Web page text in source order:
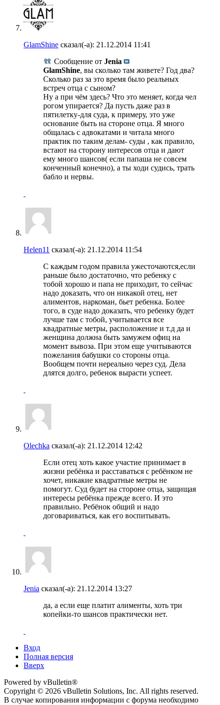
GlamShine сказал(-а): 21.12.2014 11:41
Сообщение от Jenia
GlamShine, вы сколько там живете? Год два?
Сколько раз за это время было реальных
встреч отца с сыном?
Ну а при чём здесь? Что это меняет, когда чел
рогом упирается? Да пусть даже раз в
пятилетку-для суда, к примеру, это уже
основание быть на стороне отца. Я много
общалась с адвокатами и читала много
практик по таким делам- суды , как правило,
встают на сторону интересов отца и дают
ему много шансов( если папаша не совсем
конченный конечно), а ты ходи судись, трать
бабло и нервы.
Helen11 сказал(-а): 21.12.2014 11:54
С каждым годом правила ужесточаются,если
раньше было достаточно, что ребенку с
тобой хорошо и папа не приходит, то сейчас
надо доказать, что он никакой отец, нет
алиментов, наркоман, бьет ребенка. Более
того, в суде надо доказать, что ребенку будет
лучше там с тобой, учитывается все
квадратные метры, расположение и т.д да и
женщина должна быть замужем офиц на
момент вывоза. При этом еще учитываются
пожелания бабушки со стороны отца.
Вообщем почти нереально через суд. Дела
длятся долго, ребенок вырасти успеет.
Olechka сказал(-а): 21.12.2014 12:42
Если отец хоть какое участие принимает в
жизни ребёнка и расставаться с ребёнком не
хочет, никакие квадратные метры не
помогут. Суд будет на стороне отца, защищая
интересы ребёнка прежде всего. И это
правильно. Ребёнок общий и надо
договариваться, как его воспитывать.
Jenia сказал(-а): 21.12.2014 13:27
да, а если еще платит алименты, хоть три
копейки-то шансов практически нет.
Вход
Полная версия
Вверх
Powered by vBulletin®
Copyright © 2026 vBulletin Solutions, Inc. All rights reserved.
В случае копирования информации с форума необходимо